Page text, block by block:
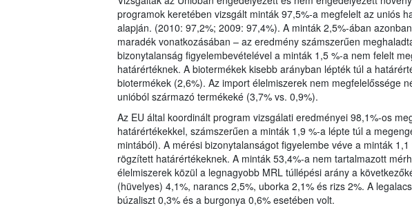
programok keretében vizsgált minták 97,5%-a megfelelt az uniós
alapján. (2010: 97,2%; 2009: 97,4%). A minták 2,5%-ában
maradék vonatkozásában – az eredmény számszerűen
bizonytalanság figyelembevételével a minták 1,5 %-a nem felelt
határértéknek. A biotermékek kisebb arányban lépték túl a
biotermékek (2,6%). Az import élelmiszerek nem megfelelőssége
unióból származó termékeké (3,7% vs. 0,9%).
Az EU által koordinált program vizsgálati eredményei 98,1%-os
határértékekkel, számszerűen a minták 1,9 %-a lépte túl a
mintából). A mérési bizonytalanságot figyelembe véve a minták
rögzített határértékeknek. A minták 53,4%-a nem tartalmazott
élelmiszerek közül a legnagyobb MRL túllépési arány a
(hüvelyes) 4,1%, narancs 2,5%, uborka 2,1% és rizs 2%. A
búzaliszt 0,3% és a burgonya 0,6% esetében volt.